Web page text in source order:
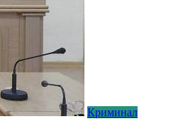
Криминал